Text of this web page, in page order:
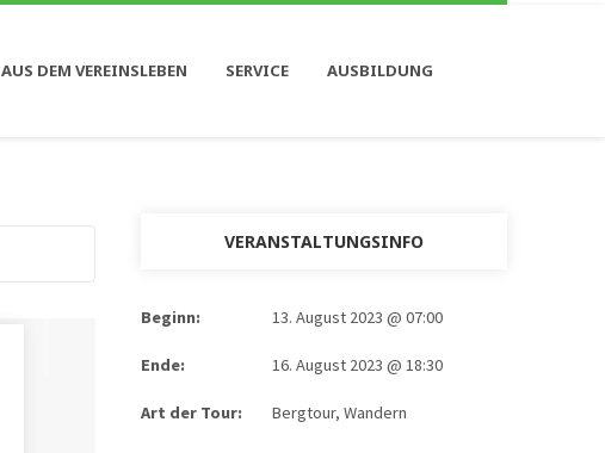
AUS DEM VEREINSLEBEN SERVICE AUSBILDUNG
VERANSTALTUNGSINFO
Beginn: 13. August 2023 @ 07:00
Ende: 16. August 2023 @ 18:30
Art der Tour: Bergtour, Wandern